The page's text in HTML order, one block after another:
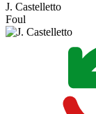
J. Castelletto
Foul